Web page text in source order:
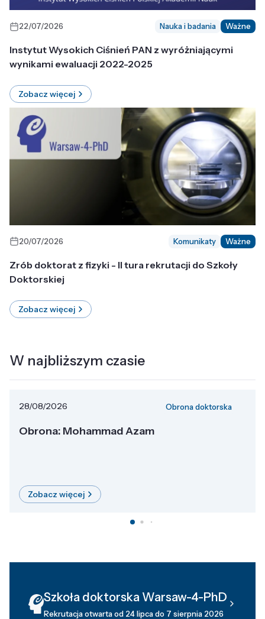
22/07/2026 Nauka i badania Ważne
Instytut Wysokich Ciśnień PAN z wyróżniającymi
wynikami ewaluacji 2022-2025
Zobacz więcej
20/07/2026 Komunikaty Ważne
Zrób doktorat z fizyki - II tura rekrutacji do Szkoły
Doktorskiej
Zobacz więcej
W najbliższym czasie
28/08/2026 Obrona doktorska
Obrona: Mohammad Azam
Zobacz więcej
Szkoła doktorska Warsaw-4-PhD
Rekrutacja otwarta od 24 lipca do 7 sierpnia 2026